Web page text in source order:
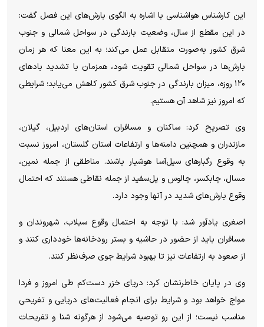
این کارشناس هواشناسی با اشاره به الگوی بارش‌های این فصل گفت:
در این مقطع از سال، وضعیت بارندگی در سواحل شمالی و جنوب
شرق کشور به‌صورت متقابل عمل می‌کند؛ به این معنا که هر زمان
بارش‌ها در سواحل شمالی تقویت شود، همزمان با تشدید باد‌های
۱۲۰ روزه، میزان بارندگی در جنوب شرق کشور کاهش می‌یابد؛ شرایطی
که امروز نیز شاهد آن هستیم.
وی تصریح کرد: ساکنان و مسافران استان‌های اردبیل، گیلان،
مازندران و همچنین دامنه‌ها و ارتفاعات استان گلستان، امروز نسبت
به وقوع رگبار‌های سیل‌آسا هوشیار باشند. مناطقی از جمله نمین،
مسال، چابکسر، چالوس و پل‌سفید از جمله نقاطی هستند که احتمال
وقوع بارش‌های شدید در آنها وجود دارد.
اصغری یادآور شد: با توجه به احتمال وقوع سیلاب، شهروندان و
مسافران باید از حضور در حاشیه و بستر رودخانه‌ها خودداری کنند و
از صعود به ارتفاعات نیز تا بهبود شرایط جوی صرف‌نظر کنند.
وی در پایان خاطرنشان کرد: دریای خزر دست‌کم طی امروز و فردا
مواج خواهد بود و شرایط برای انجام فعالیت‌های دریایی و تفریحی
مناسب نیست؛ از این رو توصیه می‌شود از هرگونه شنا و تفریحات